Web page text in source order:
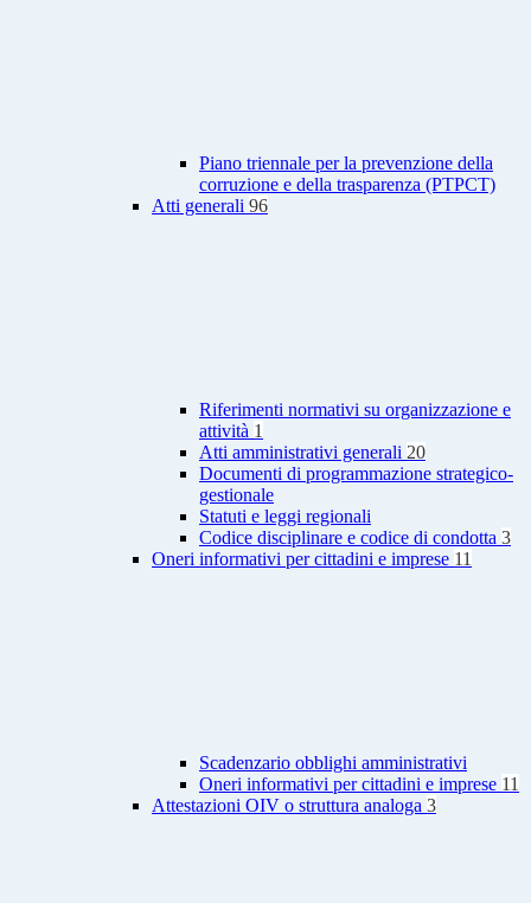
Piano triennale per la prevenzione della
corruzione e della trasparenza (PTPCT)
Atti generali 96
Riferimenti normativi su organizzazione e
attività 1
Atti amministrativi generali 20
Documenti di programmazione strategico-
gestionale
Statuti e leggi regionali
Codice disciplinare e codice di condotta 3
Oneri informativi per cittadini e imprese 11
Scadenzario obblighi amministrativi
Oneri informativi per cittadini e imprese 11
Attestazioni OIV o struttura analoga 3